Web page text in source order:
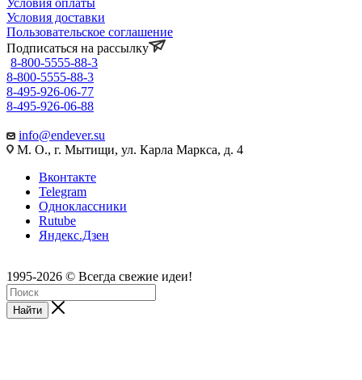
Условия оплаты
Условия доставки
Пользовательское соглашение
Подписаться на рассылку
8-800-5555-88-3
8-800-5555-88-3
8-495-926-06-77
8-495-926-06-88
info@endever.su
М. О., г. Мытищи, ул. Карла Маркса, д. 4
Вконтакте
Telegram
Одноклассники
Rutube
Яндекс.Дзен
1995-2026 © Всегда свежие идеи!
Найти